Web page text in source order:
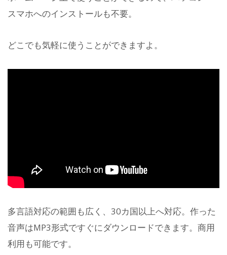
スマホへのインストールも不要。
どこでも気軽に使うことができますよ。
多言語対応の範囲も広く、30カ国以上へ対応。作った
音声はMP3形式ですぐにダウンロードできます。商用
利用も可能です。